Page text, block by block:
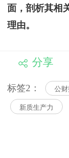
面，剖析其相
理由。
分享
标签2： 公财
新质生产力